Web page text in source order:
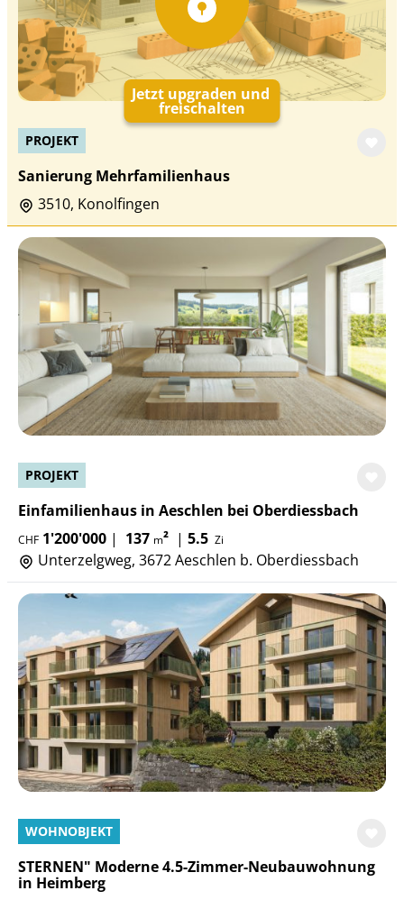
Jetzt upgraden und
freischalten
PROJEKT
Sanierung Mehrfamilienhaus
3510, Konolfingen
PROJEKT
Einfamilienhaus in Aeschlen bei Oberdiessbach
CHF 1'200'000 | 137 m² | 5.5 Zi
Unterzelgweg, 3672 Aeschlen b. Oberdiessbach
WOHNOBJEKT
STERNEN" Moderne 4.5-Zimmer-Neubauwohnung
in Heimberg